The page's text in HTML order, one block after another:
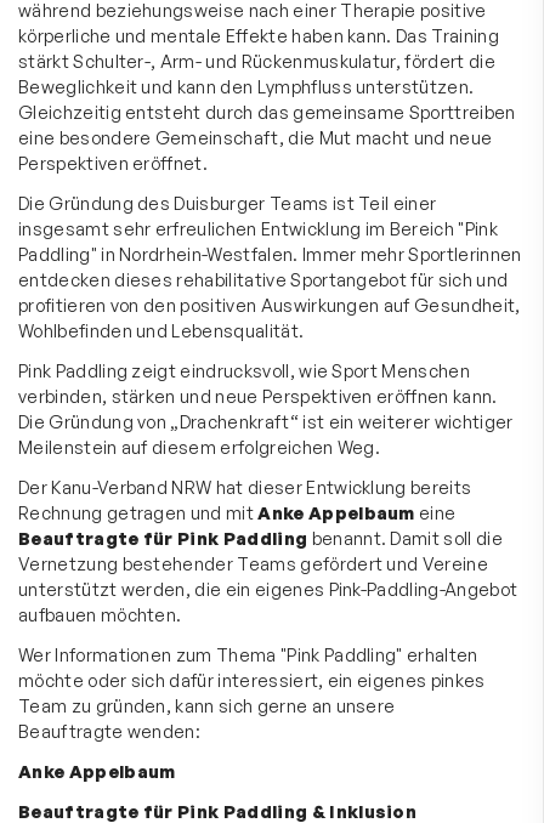
während beziehungsweise nach einer Therapie positive
körperliche und mentale Effekte haben kann. Das Training
stärkt Schulter-, Arm- und Rückenmuskulatur, fördert die
Beweglichkeit und kann den Lymphfluss unterstützen.
Gleichzeitig entsteht durch das gemeinsame Sporttreiben
eine besondere Gemeinschaft, die Mut macht und neue
Perspektiven eröffnet.
Die Gründung des Duisburger Teams ist Teil einer
insgesamt sehr erfreulichen Entwicklung im Bereich "Pink
Paddling" in Nordrhein-Westfalen. Immer mehr Sportlerinnen
entdecken dieses rehabilitative Sportangebot für sich und
profitieren von den positiven Auswirkungen auf Gesundheit,
Wohlbefinden und Lebensqualität.
Pink Paddling zeigt eindrucksvoll, wie Sport Menschen
verbinden, stärken und neue Perspektiven eröffnen kann.
Die Gründung von „Drachenkraft“ ist ein weiterer wichtiger
Meilenstein auf diesem erfolgreichen Weg.
Der Kanu-Verband NRW hat dieser Entwicklung bereits
Rechnung getragen und mitAnke Appelbaum eine
Beauftragte für Pink Paddling benannt. Damit soll die
Vernetzung bestehender Teams gefördert und Vereine
unterstützt werden, die ein eigenes Pink-Paddling-Angebot
aufbauen möchten.
Wer Informationen zum Thema "Pink Paddling" erhalten
möchte oder sich dafür interessiert, ein eigenes pinkes
Team zu gründen, kann sich gerne an unsere
Beauftragte wenden:
Anke Appelbaum
Beauftragte für Pink Paddling & Inklusion